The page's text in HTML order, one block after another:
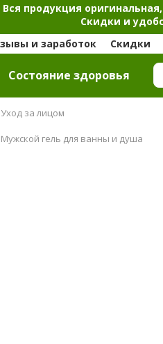
Вся продукция
Скидки и
и заработок Скидки
Cостояние здоровья
Уход за лицом
Мужской гель для ванны и душа